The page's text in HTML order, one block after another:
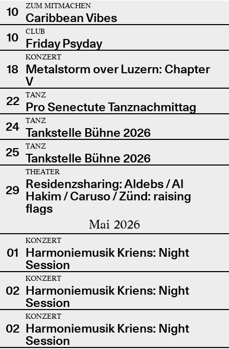
10
ZUM MITMACHEN
Caribbean Vibes
10
CLUB
Friday Psyday
18
KONZERT
Metalstorm over Luzern: Chapter
V
22
TANZ
Pro Senectute Tanznachmittag
24
TANZ
Tankstelle Bühne 2026
25
TANZ
Tankstelle Bühne 2026
29
THEATER
Residenzsharing: Aldebs / Al
Hakim / Caruso / Zünd: raising
flags
Mai 2026
01
KONZERT
Harmoniemusik Kriens: Night
Session
02
KONZERT
Harmoniemusik Kriens: Night
Session
02
KONZERT
Harmoniemusik Kriens: Night
Session